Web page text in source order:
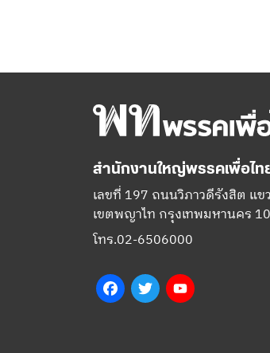
สำนักงานใหญ่พรรคเพื่อไท
เลขที่ 197 ถนนวิภาวดีรังสิต แข
เขตพญาไท กรุงเทพมหานคร
โทร.02-6506000
FacebookTwitter